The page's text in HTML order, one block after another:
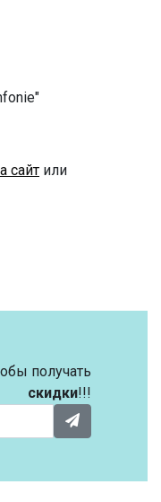
сайт или
получать
скидки!!!